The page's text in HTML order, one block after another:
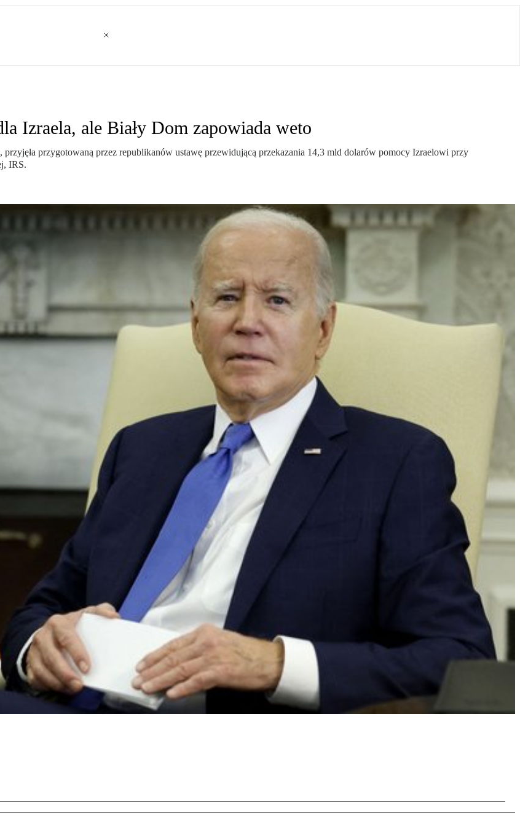
Izraela, ale Biały Dom zapowiada weto
przygotowaną przez republikanów ustawę przewidującą przekazania 14,3 mld dolarów pomocy Izraelowi przy
IRS.